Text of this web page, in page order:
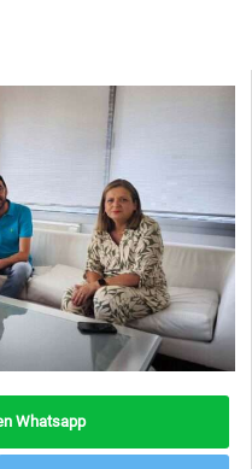
Whatsapp